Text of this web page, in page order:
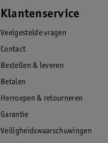
Klantenservice
Veelgestelde vragen
Contact
Bestellen & leveren
Betalen
Herroepen & retourneren
Garantie
Veiligheidswaarschuwingen